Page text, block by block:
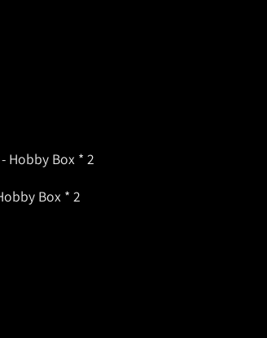
Hobby Box * 2
Box * 2